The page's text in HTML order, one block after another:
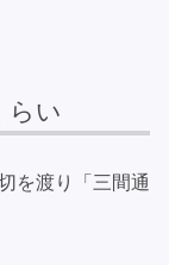
らい
を渡り「三間通